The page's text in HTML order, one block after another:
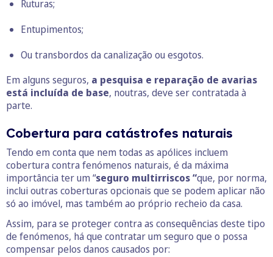
Ruturas;
Entupimentos;
Ou transbordos da canalização ou esgotos.
Em alguns seguros, a pesquisa e reparação de avarias
está incluída de base, noutras, deve ser contratada à
parte.
Cobertura para catástrofes naturais
Tendo em conta que nem todas as apólices incluem
cobertura contra fenómenos naturais, é da máxima
importância ter um “seguro multirriscos “que, por norma,
inclui outras coberturas opcionais que se podem aplicar não
só ao imóvel, mas também ao próprio recheio da casa.
Assim, para se proteger contra as consequências deste tipo
de fenómenos, há que contratar um seguro que o possa
compensar pelos danos causados por: